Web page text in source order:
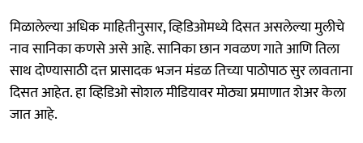
मिळालेल्या अधिक माहितीनुसार, व्हिडिओमध्ये दिसत असलेल्या मुलीचे
नाव सानिका कणसे असे आहे. सानिका छान गवळण गाते आणि तिला
साथ दोण्यासाठी दत्त प्रासादक भजन मंडळ तिच्या पाठोपाठ सुर लावताना
दिसत आहेत. हा व्हिडिओ सोशल मीडियावर मोठ्या प्रमाणात शेअर केला
जात आहे.